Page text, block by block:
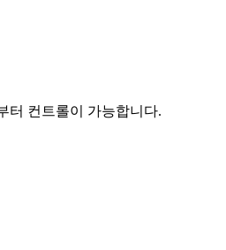
터 컨트롤이 가능합니다.